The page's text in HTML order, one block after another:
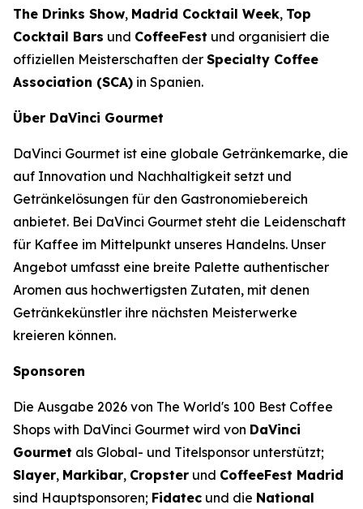
The Drinks Show, Madrid Cocktail Week, Top
Cocktail Bars und CoffeeFest und organisiert die
offiziellen Meisterschaften der Specialty Coffee
Association (SCA) in Spanien.
Über DaVinci Gourmet
DaVinci Gourmet ist eine globale Getränkemarke, die
auf Innovation und Nachhaltigkeit setzt und
Getränkelösungen für den Gastronomiebereich
anbietet. Bei DaVinci Gourmet steht die Leidenschaft
für Kaffee im Mittelpunkt unseres Handelns. Unser
Angebot umfasst eine breite Palette authentischer
Aromen aus hochwertigsten Zutaten, mit denen
Getränkekünstler ihre nächsten Meisterwerke
kreieren können.
Sponsoren
Die Ausgabe 2026 von The World's 100 Best Coffee
Shops with DaVinci Gourmet wird von DaVinci
Gourmet als Global- und Titelsponsor unterstützt;
Slayer, Markibar, Cropster und CoffeeFest Madrid
sind Hauptsponsoren; Fidatec und die National